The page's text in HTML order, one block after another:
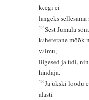
keegi ei
langeks
12 Sest Jumala
kaheterane mõõk
vaimu,
liigesed ja üdi,
hindaja.
13 Ja ükski loodu
alasti